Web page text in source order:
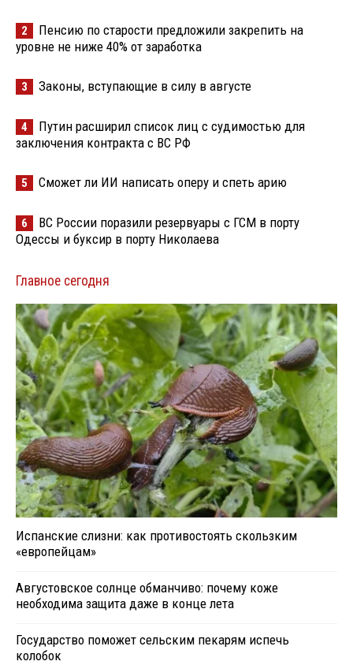
2
Пенсию по старости предложили закрепить на
уровне не ниже 40% от заработка
3 Законы, вступающие в силу в августе
4
Путин расширил список лиц с судимостью для
заключения контракта с ВС РФ
5 Сможет ли ИИ написать оперу и спеть арию
6
ВС России поразили резервуары с ГСМ в порту
Одессы и буксир в порту Николаева
Главное сегодня
Испанские слизни: как противостоять скользким
«европейцам»
Августовское солнце обманчиво: почему коже
необходима защита даже в конце лета
Государство поможет сельским пекарям испечь
колобок